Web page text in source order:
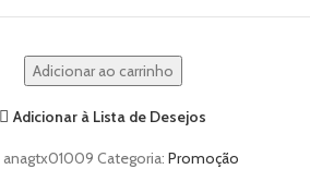
Adicionar ao carrinho
Adicionar à Lista de Desejos
anagtx01009 Categoria: Promoção